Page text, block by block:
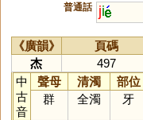
普通話
ji
《廣韻》 頁碼
杰
497
中
古
音
聲母 清濁 部位
群
全濁 牙